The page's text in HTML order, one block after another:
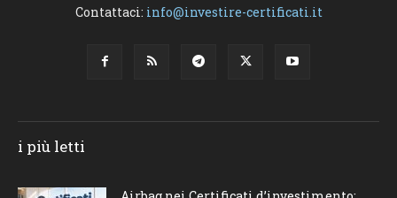
Contattaci: info@investire-certificati.it
i più letti